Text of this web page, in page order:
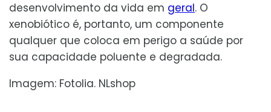
desenvolvimento da vida em geral. O
xenobiótico é, portanto, um componente
qualquer que coloca em perigo a saúde por
sua capacidade poluente e degradada.
Imagem: Fotolia. NLshop